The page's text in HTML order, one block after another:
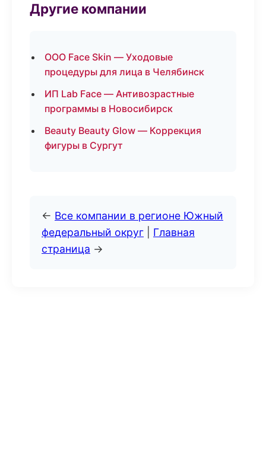
Другие компании
ООО Face Skin — Уходовые
процедуры для лица в Челябинск
ИП Lab Face — Антивозрастные
программы в Новосибирск
Beauty Beauty Glow — Коррекция
фигуры в Сургут
← Все компании в регионе Южный
федеральный округ
Главная
страница →